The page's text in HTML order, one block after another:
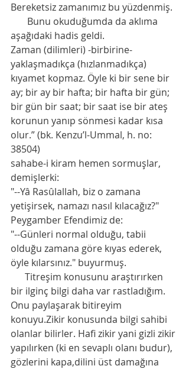
Bereketsiz zamanımız bu yüzdenmiş.
aşağıdaki hadis geldi.
Zaman (dilimleri) -birbirine-
yaklaşmadıkça (hızlanmadıkça)
kıyamet kopmaz. Öyle ki bir sene bir
ay; bir ay bir hafta; bir hafta bir gün;
bir gün bir saat; bir saat ise bir ateş
korunun yanıp sönmesi kadar kısa
olur.” (bk. Kenzu’l-Ummal, h. no:
38504)
sahabe-i kiram hemen sormuşlar,
demişlerki:
"--Yâ Rasûlallah, biz o zamana
yetişirsek, namazı nasıl kılacağız?"
Peygamber Efendimiz de:
"--Günleri normal olduğu, tabii
olduğu zamana göre kıyas ederek,
öyle kılarsınız." buyurmuş.
bir ilginç bilgi daha var rastladığım.
Onu paylaşarak bitireyim
konuyu.Zikir konusunda bilgi sahibi
olanlar bilirler. Hafi zikir yani gizli zikir
yapılırken (ki en sevaplı olanı budur),
gözlerini kapa,dilini üst damağına